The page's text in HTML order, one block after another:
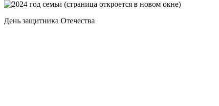
День защитника Отечества